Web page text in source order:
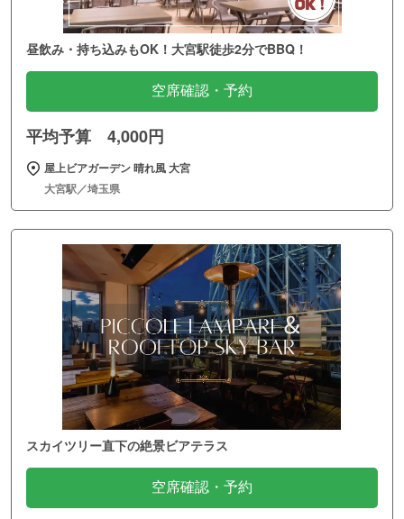
昼飲み・持ち込みもOK！大宮駅徒歩2分でBBQ！
空席確認・予約
平均予算 4,000円
屋上ビアガーデン 晴れ風 大宮
大宮駅／埼玉県
スカイツリー直下の絶景ビアテラス
空席確認・予約